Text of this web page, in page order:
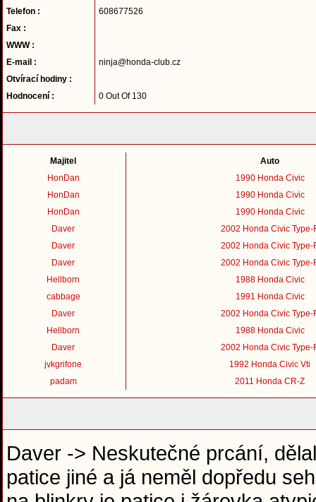
Telefon :
608677526
Fax :
WWW :
E-mail :
ninja@honda-club.cz
Otvírací hodiny :
Hodnocení :
0 Out Of 130
Majitel
Auto
HonDan
1990 Honda Civic
HonDan
1990 Honda Civic
HonDan
1990 Honda Civic
Daver
2002 Honda Civic Type-
Daver
2002 Honda Civic Type-
Daver
2002 Honda Civic Type-
Hellborn
1988 Honda Civic
cabbage
1991 Honda Civic
Daver
2002 Honda Civic Type-
Hellborn
1988 Honda Civic
Daver
2002 Honda Civic Type-
jvkgrifone
1992 Honda Civic Vti
padam
2011 Honda CR-Z
Daver -> Neskutečné prcání,
patice jiné a já neměl dopředu